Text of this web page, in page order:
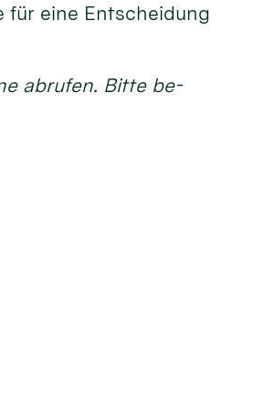
für eine Ent­schei­dung
ab­rufen. Bitte be­